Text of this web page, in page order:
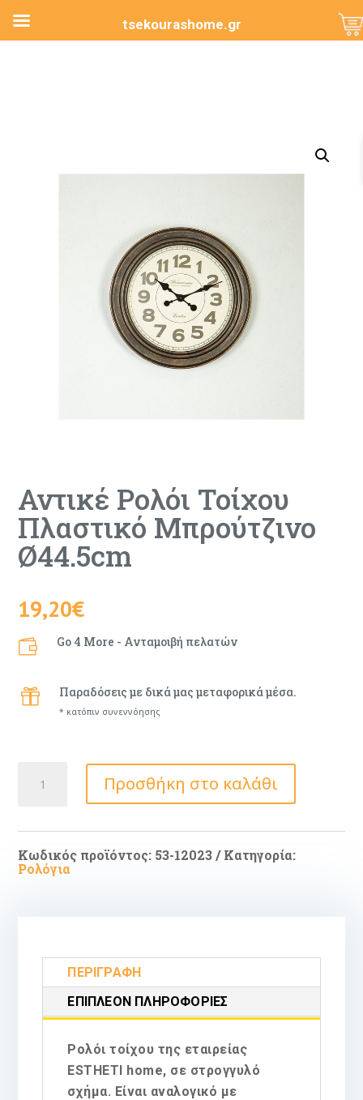
Αντικέ Ρολόι Τοίχου
Πλαστικό Μπρούτζινο
Ø44.5cm
19,20€
 Go 4 More - Ανταμοιβή πελατών
 Παραδόσεις με δικά μας μεταφορικά μέσα.
* κατόπιν συνεννόησης
Ρολόι
ποσότητα
Προσθήκη στο καλάθι
Κωδικός προϊόντος: 53-12023
Κατηγορία:
Ρολόγια
ΠΕΡΙΓΡΑΦΉ
ΕΠΙΠΛΈΟΝ ΠΛΗΡΟΦΟΡΊΕΣ
Ρολόι τοίχου της εταιρείας
ESTHETI home, σε στρογγυλό
σχήμα. Είναι αναλογικό με
tsekourashome.gr